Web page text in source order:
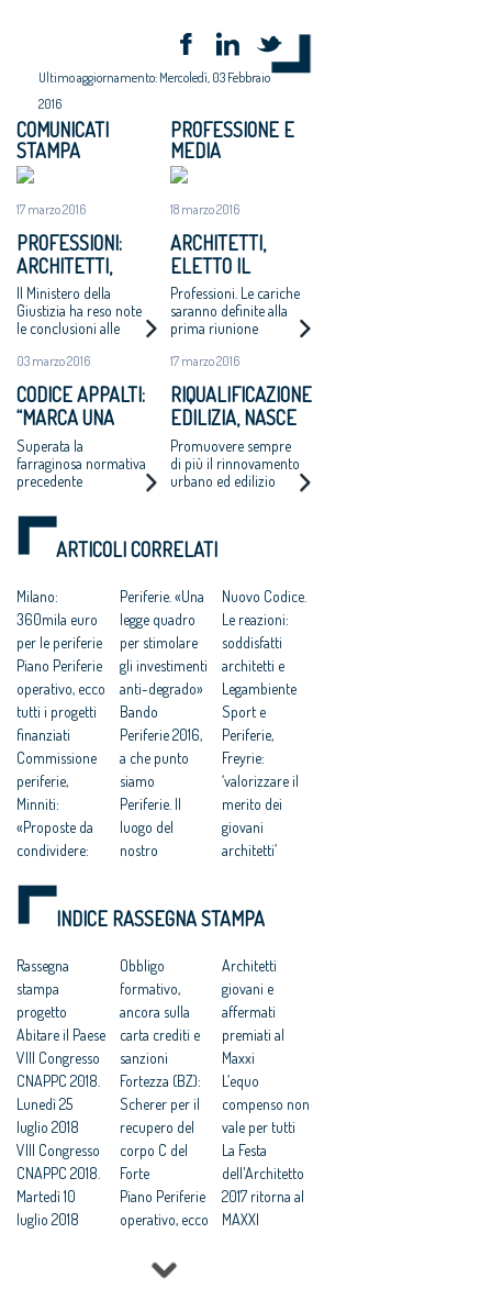
Ultimo aggiornamento: Mercoledì, 03 Febbraio
2016
COMUNICATI
STAMPA
17 marzo 2016
PROFESSIONI:
ARCHITETTI,
ELETTO IL NUOVO
CONSIGLIO
NAZIONALE
Il Ministero della
Giustizia ha reso note
le conclusioni alle
Commissione
appositamente
costituita per la
delle elezioni per il
rinnovo del Cnappc
03 marzo 2016
CODICE APPALTI:
“MARCA UNA
SIGNIFICATIVA
DISCONTINUITÀ”
Superata la
farraginosa normativa
precedente
PROFESSIONE E
MEDIA
18 marzo 2016
ARCHITETTI,
ELETTO IL
CONSIGLIO
Professioni. Le cariche
saranno definite alla
prima riunione
17 marzo 2016
RIQUALIFICAZIONE
EDILIZIA, NASCE
E-LAB, PROMOSSO
DA ARCHITETTI E
LEGAMBIENTE
Promuovere sempre
di più il rinnovamento
urbano ed edilizio
ARTICOLI CORRELATI
Milano:
360mila euro
per le periferie
Piano Periferie
operativo, ecco
tutti i progetti
finanziati
Commissione
periferie,
Minniti:
«Proposte da
condividere:
integrate per le
città»
rinascere le
città a rischio
Rivoluzione
periferie, addio
Vele di
Scampia
Periferie. «Una
legge quadro
per stimolare
gli investimenti
anti-degrado»
Bando
Periferie 2016,
a che punto
siamo
Periferie. Il
luogo del
nostro
periferie ci
dalla barbarie»
Se internet
mette in gara
gli architetti
Nuovo Codice.
Le reazioni:
soddisfatti
architetti e
Legambiente
Sport e
Periferie,
Freyrie:
‘valorizzare il
merito dei
giovani
architetti’
“valorizzare il
giovani
progettisti”
Regolamento
edilizio unico,
Freyrie: «Una
vittoria degli
architetti»
Efficienza
energetica,
accordo Cna-
Enel per la
formazione
INDICE RASSEGNA STAMPA
Rassegna
stampa
progetto
Abitare il Paese
VIII Congresso
CNAPPC 2018.
Lunedì 25
luglio 2018
VIII Congresso
CNAPPC 2018.
Martedì 10
luglio 2018
Obbligo
formativo,
ancora sulla
carta crediti e
sanzioni
Fortezza (BZ):
Scherer per il
recupero del
corpo C del
Forte
Piano Periferie
operativo, ecco
finanziati
Architetti
giovani e
affermati
premiati al
Maxxi
L’equo
compenso non
vale per tutti
La Festa
dell'Architetto
2017 ritorna al
MAXXI